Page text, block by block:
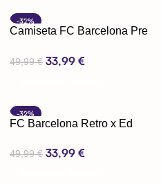
-32%
Camiseta FC Barcelona Pre
49,99€ 33,99 €
-32%
FC Barcelona Retro x Ed
49,99€ 33,99 €